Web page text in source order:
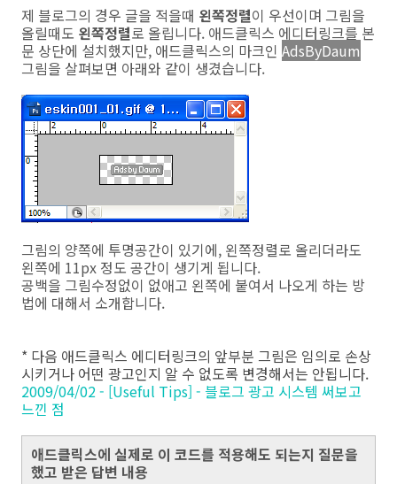
제 블로그의 경우 글을 적을때 왼쪽정렬이 우선이며 그림을
올릴때도 왼쪽정렬로 올립니다. 애드클릭스 에디터링크를 본
문 상단에 설치했지만, 애드클릭스의 마크인 AdsByDaum
그림을 살펴보면 아래와 같이 생겼습니다.
그림의 양쪽에 투명공간이 있기에, 왼쪽정렬로 올리더라도
왼쪽에 11px 정도 공간이 생기게 됩니다.
공백을 그림수정없이 없애고 왼쪽에 붙여서 나오게 하는 방
법에 대해서 소개합니다.
* 다음 애드클릭스 에디터링크의 앞부분 그림은 임의로 손상
시키거나 어떤 광고인지 알 수 없도록 변경해서는 안됩니다.
2009/04/02 - [Useful Tips] - 블로그 광고 시스템 써보고
느낀 점
애드클릭스에 실제로 이 코드를 적용해도 되는지 질문을
했고 받은 답변 내용